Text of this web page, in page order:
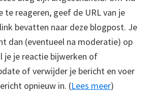
te reageren, geef de URL van je
bevatten naar deze blogpost. Je
dan (eventueel na moderatie) op
je je reactie bijwerken of
of verwijder je bericht en voer
opnieuw in. (Lees meer)